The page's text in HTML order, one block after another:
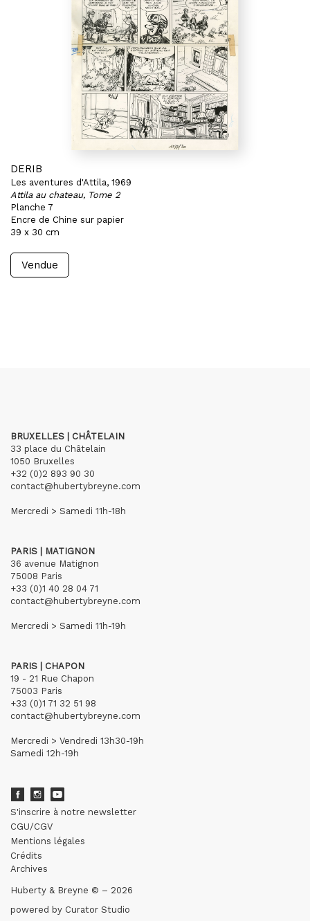
DERIB
Les aventures d'Attila, 1969
Attila au chateau, Tome 2
Planche 7
Encre de Chine sur papier
39 x 30 cm
Vendue
BRUXELLES | CHÂTELAIN
33 place du Châtelain
1050 Bruxelles
+32 (0)2 893 90 30
contact@hubertybreyne.com
Mercredi > Samedi 11h-18h
PARIS | MATIGNON
36 avenue Matignon
75008 Paris
+33 (0)1 40 28 04 71
contact@hubertybreyne.com
Mercredi > Samedi 11h-19h
PARIS | CHAPON
19 - 21 Rue Chapon
75003 Paris
+33 (0)1 71 32 51 98
contact@hubertybreyne.com
Mercredi > Vendredi 13h30-19h
Samedi 12h-19h
S'inscrire à notre newsletter
CGU/CGV
Mentions légales
Crédits
Archives
Huberty & Breyne © – 2026
powered by Curator Studio